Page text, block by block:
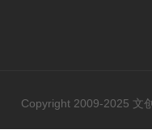
Copyright 2009-2025 文